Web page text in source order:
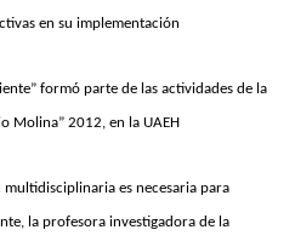
en su implementación
formó parte de las actividades de la
Molina” 2012, en la UAEH
es necesaria para
la profesora investigadora de la